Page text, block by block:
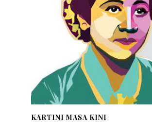
KARTINI MASA KINI